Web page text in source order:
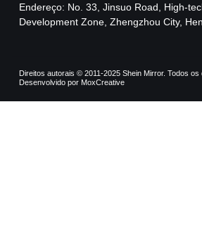
Endereço: No. 33, Jinsuo Road, High-
Development Zone, Zhengzhou City,
Direitos autorais © 2011-2025 Shein Mirror. Todos os
Desenvolvido por MoxCreative